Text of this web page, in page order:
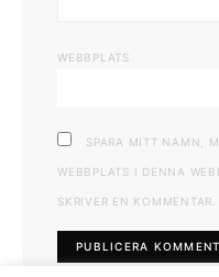
WEBBPLATS
SPARA MITT NAMN,
WEBBPLATS I DENNA
SKRIVER EN KOMMENTAR.